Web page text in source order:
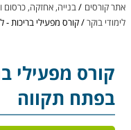
אתר קורסים /בנייה, אחזקה, כרסום
לימודי בוקר/קורס מפעילי בריכות -
קורס מפעילי
בפתח תקווה